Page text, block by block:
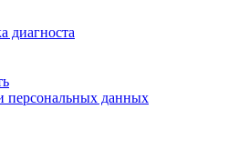
диагноста
персональных данных